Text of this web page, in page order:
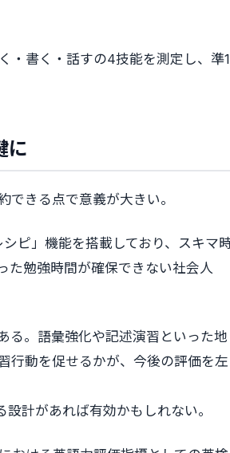
・書く・話すの4技能を測定し、準1
に
きる点で意義が大きい。
ピ」機能を搭載しており、スキマ
た勉強時間が確保できない社会人
る。語彙強化や記述演習といった地
行動を促せるかが、今後の評価を左
計があれば有効かもしれない。